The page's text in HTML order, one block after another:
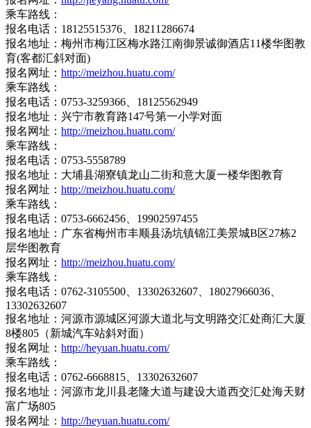
乘车路线：
报名电话：18125515376、18211286674
报名地址：梅州市梅江区梅水路江南御景诚御酒店11楼华图教
育(客都汇斜对面)
报名网址： http://meizhou.huatu.com/
乘车路线：
报名电话：0753-3259366、18125562949
报名地址：兴宁市教育路147号第一小学对面
报名网址： http://meizhou.huatu.com/
乘车路线：
报名电话：0753-5558789
报名地址：大埔县湖寮镇龙山二街和意大厦一楼华图教育
报名网址： http://meizhou.huatu.com/
乘车路线：
报名电话：0753-6662456、19902597455
报名地址：广东省梅州市丰顺县汤坑镇锦江美景城B区27栋2
层华图教育
报名网址： http://meizhou.huatu.com/
乘车路线：
报名电话：0762-3105500、13302632607、18027966036、
13302632607
报名地址：河源市源城区河源大道北与文明路交汇处商汇大厦
8楼805（新城汽车站斜对面）
报名网址： http://heyuan.huatu.com/
乘车路线：
报名电话：0762-6668815、13302632607
报名地址：河源市龙川县老隆大道与建设大道西交汇处海天财
富广场805
报名网址： http://heyuan.huatu.com/